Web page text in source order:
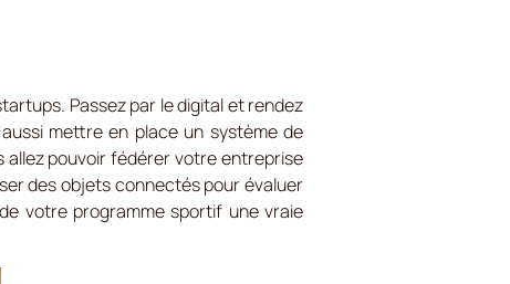
Passez par le digital et rendez
mettre en place un système de
allez pouvoir fédérer votre entreprise
des objets connectés pour évaluer
votre programme sportif une vraie